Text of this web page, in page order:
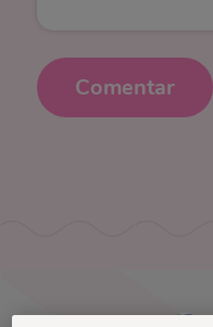
Comentar